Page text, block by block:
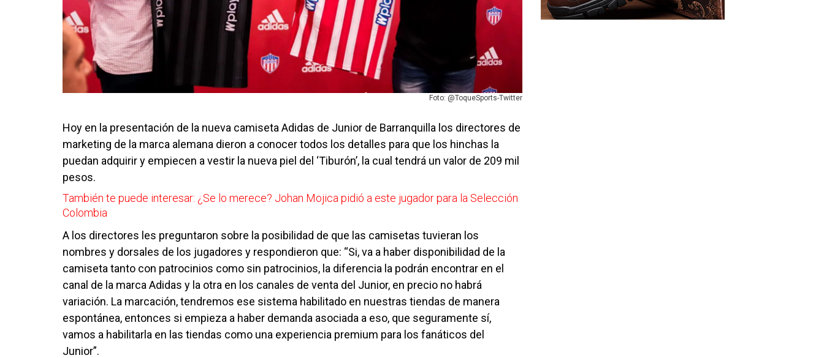
Foto: @ToqueSports-Twitter
Hoy en la presentación de la nueva camiseta Adidas de Junior de Barranquilla los directores de
marketing de la marca alemana dieron a conocer todos los detalles para que los hinchas la
puedan adquirir y empiecen a vestir la nueva piel del ‘Tiburón’, la cual tendrá un valor de 209 mil
pesos.
También te puede interesar: ¿Se lo merece? Johan Mojica pidió a este jugador para la Selección
Colombia
A los directores les preguntaron sobre la posibilidad de que las camisetas tuvieran los
nombres y dorsales de los jugadores y respondieron que: “Si, va a haber disponibilidad de la
camiseta tanto con patrocinios como sin patrocinios, la diferencia la podrán encontrar en el
canal de la marca Adidas y la otra en los canales de venta del Junior, en precio no habrá
variación. La marcación, tendremos ese sistema habilitado en nuestras tiendas de manera
espontánea, entonces si empieza a haber demanda asociada a eso, que seguramente sí,
vamos a habilitarla en las tiendas como una experiencia premium para los fanáticos del
Junior”.